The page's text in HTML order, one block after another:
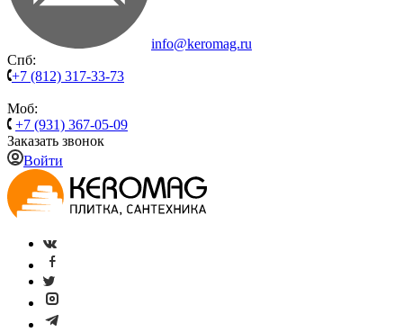
info@keromag.ru
Спб:
+7 (812) 317-33-73
Моб:
+7 (931) 367-05-09
Заказать звонок
Войти